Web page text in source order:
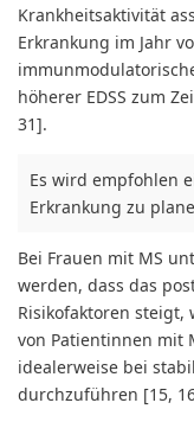
Krankheitsaktivität
Erkrankung im Jahr
höherer EDSS zum
31].
Es wird empfohlen
Erkrankung zu
Bei Frauen mit MS
werden, dass das
Risikofaktoren steigt,
von Patientinnen mit
idealerweise bei
durchzuführen [15,